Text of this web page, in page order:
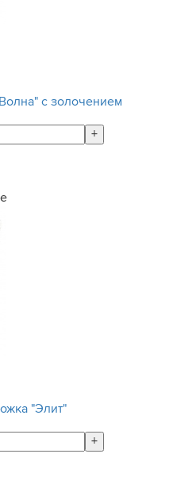
с золочением
+
"Элит"
+